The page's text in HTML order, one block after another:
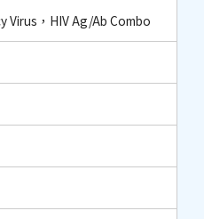
Virus，HIV Ag/Ab Combo